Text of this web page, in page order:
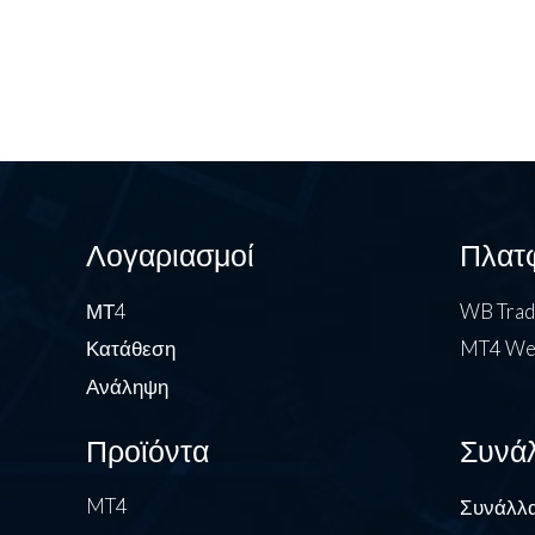
Λογαριασμοί
ΜΤ4
Κατάθεση
Ανάληψη
Προϊόντα
MT4
WB
MT4